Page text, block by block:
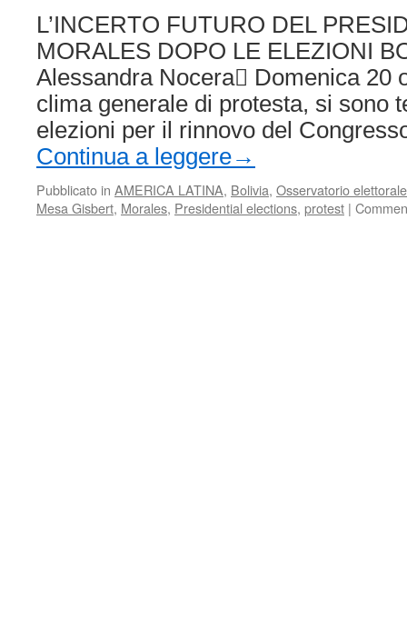
L’INCERTO FUTURO DEL
MORALES DOPO LE ELEZIONI
Alessandra Nocera Domenica 20
clima generale di protesta, si sono
elezioni per il rinnovo del
Continua a leggere→
Pubblicato in AMERICA LATINA, Bolivia, Osservatorio elettorale
Mesa Gisbert, Morales, Presidential elections, protest |